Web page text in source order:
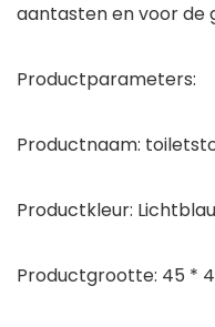
aantasten en voor de
Productparameters:
Productnaam:
Productkleur:
Productgrootte: 45 *